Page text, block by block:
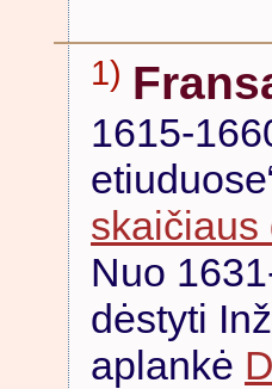
1)
1615-
skaičiaus
Nuo
dėstyti
aplankė